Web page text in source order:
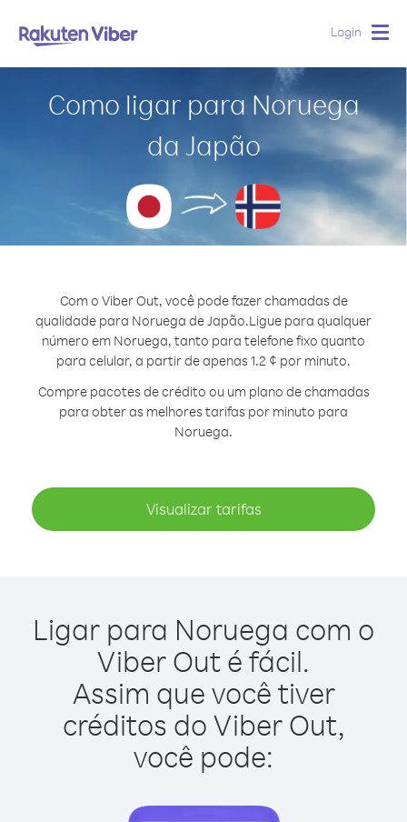
Login
Como ligar para Noruega
da Japão
Com o Viber Out, você pode fazer chamadas de
qualidade para Noruega de Japão.Ligue para qualquer
número em Noruega, tanto para telefone fixo quanto
para celular, a partir de apenas 1.2 ¢ por minuto.
Compre pacotes de crédito ou um plano de chamadas
para obter as melhores tarifas por minuto para
Noruega.
Visualizar tarifas
Ligar para Noruega com o
Viber Out é fácil.
Assim que você tiver
créditos do Viber Out,
você pode: